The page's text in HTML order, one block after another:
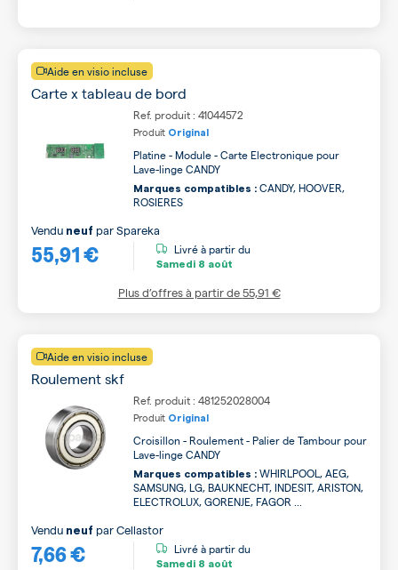
Aide en visio incluse
Carte x tableau de bord
Ref. produit : 41044572
Produit Original
Platine - Module - Carte Electronique pour
Lave-linge CANDY
Marques compatibles : CANDY, HOOVER,
ROSIERES
55,91 €
Vendu neuf parSpareka
Livré à partir du
Samedi 8 août
Plus d’offres à partir de55,91 €
Aide en visio incluse
Roulement skf
Ref. produit : 481252028004
Produit Original
Croisillon - Roulement - Palier de Tambour pour
Lave-linge CANDY
Marques compatibles : WHIRLPOOL, AEG,
SAMSUNG, LG, BAUKNECHT, INDESIT, ARISTON,
ELECTROLUX, GORENJE, FAGOR ...
7,66 €
Vendu neuf parCellastor
Livré à partir du
Samedi 8 août